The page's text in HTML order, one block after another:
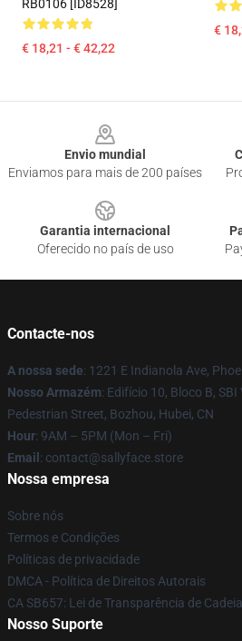
RB0106 [ID8528]
€ 18,21 - € 42,22
€
Envio mundial
Enviamos para mais de 200 países
Garantia internacional
Oferecido no país de uso
Contacte-nos
A nossa sede: 1221 E Indianola Ave,
Nosso Armazém: Edifício 10, Bloco B,
Pedestrian Street, Bozhou, Hubei, CN
Hour: 9AM – 5PM (Mon – Fri)
Email : contact@sallyface.store
Nossa empresa
Sobre nós
Termos e Condições
Políticas de privacidade
DMCA - Política de Direitos Autorais
CA SB657: Lei de Transparência de
Nosso Suporte